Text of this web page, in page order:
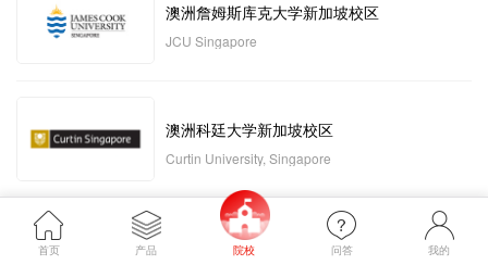
澳洲詹姆斯库克大学新加坡校区
JCU Singapore
澳洲科廷大学新加坡校区
Curtin University, Singapore
新加坡管理发展学院MDIS
首页 产品 院校 问答 我的